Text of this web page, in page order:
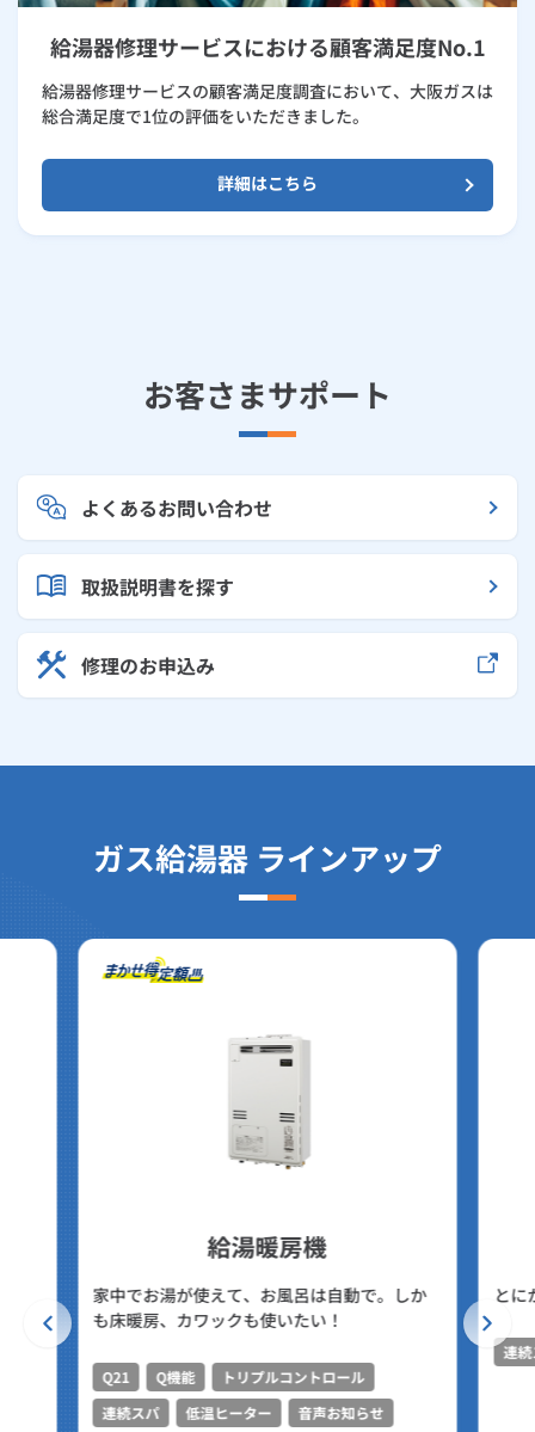
給湯器修理サービスにおける顧客満足度No.1
給湯器修理サービスの顧客満足度調査において、大阪ガスは
総合満足度で1位の評価をいただきました。
詳細はこちら
お客さまサポート
よくあるお問い合わせ
取扱説明書を探す
修理のお申込み
ガス給湯器 ラインアップ
給湯暖房機
家中でお湯が使えて、お風呂は自動で。しか
も床暖房、カワックも使いたい！
Q21 Q機能
トリプルコントロール
連続スパ
低温ヒーター
音声お知らせ
とに
連